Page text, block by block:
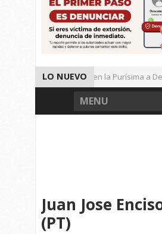
LO NUEVO
Entregan Cancha en la Purísima a
Municipio Abre Dialogo Con Vecinos
MENU
Juan Jose
(PT)